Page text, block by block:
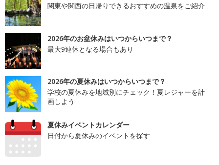
関東や関西の日帰りできるおすすめの温泉をご紹介
2026年のお盆休みはいつからいつまで？
最大9連休となる場合もあり
2026年の夏休みはいつからいつまで？
学校の夏休みを地域別にチェック！夏レジャーを計
画しよう
夏休みイベントカレンダー
日付から夏休みのイベントを探す